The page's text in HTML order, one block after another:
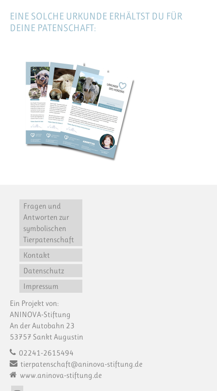
EINE SOLCHE URKUNDE ERHÄLTST DU FÜR
DEINE PATENSCHAFT:
Fragen und
Antworten zur
symbolischen
Tierpatenschaft
Kontakt
Datenschutz
Impressum
Ein Projekt von:
ANINOVA-Stiftung
An der Autobahn 23
53757 Sankt Augustin
02241-2615494
tierpatenschaft@aninova-stiftung.de
www.aninova-stiftung.de